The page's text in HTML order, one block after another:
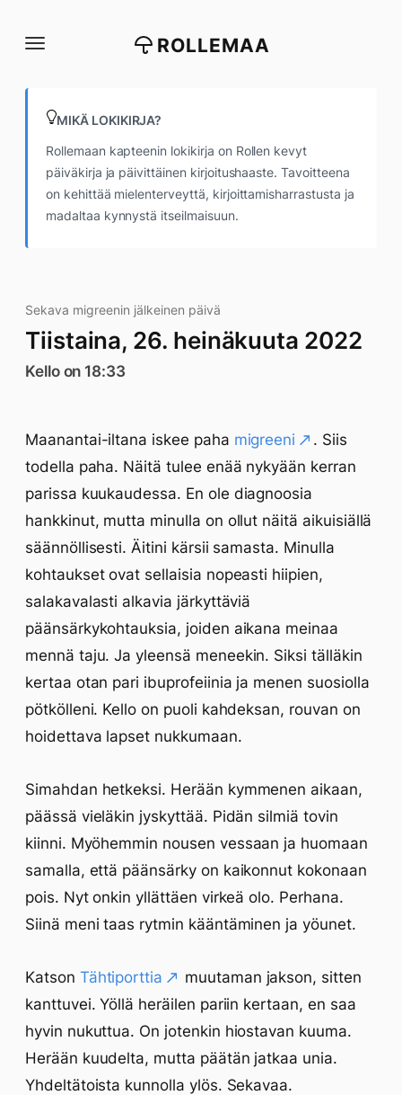
suoraan
ROLLEMAA
MIKÄ LOKIKIRJA?
Rollemaan kapteenin lokikirja on Rollen kevyt
päiväkirja ja päivittäinen kirjoitushaaste. Tavoitteena
on kehittää mielenterveyttä, kirjoittamisharrastusta ja
madaltaa kynnystä itseilmaisuun.
Sekava migreenin jälkeinen päivä
Tiistaina, 26. heinäkuuta 2022
Kello on 18:33
Maanantai-iltana iskee paha migreeni
. Siis
todella paha. Näitä tulee enää nykyään kerran
parissa kuukaudessa. En ole diagnoosia
hankkinut, mutta minulla on ollut näitä aikuisiällä
säännöllisesti. Äitini kärsii samasta. Minulla
kohtaukset ovat sellaisia nopeasti hiipien,
salakavalasti alkavia järkyttäviä
päänsärkykohtauksia, joiden aikana meinaa
mennä taju. Ja yleensä meneekin. Siksi tälläkin
kertaa otan pari ibuprofeiinia ja menen suosiolla
pötkölleni. Kello on puoli kahdeksan, rouvan on
hoidettava lapset nukkumaan.
Simahdan hetkeksi. Herään kymmenen aikaan,
päässä vieläkin jyskyttää. Pidän silmiä tovin
kiinni. Myöhemmin nousen vessaan ja huomaan
samalla, että päänsärky on kaikonnut kokonaan
pois. Nyt onkin yllättäen virkeä olo. Perhana.
Siinä meni taas rytmin kääntäminen ja yöunet.
Katson Tähtiporttia
muutaman jakson, sitten
kanttuvei. Yöllä heräilen pariin kertaan, en saa
hyvin nukuttua. On jotenkin hiostavan kuuma.
Herään kuudelta, mutta päätän jatkaa unia.
Yhdeltätoista kunnolla ylös. Sekavaa.